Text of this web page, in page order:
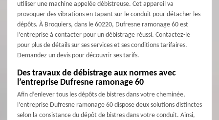
utiliser une machine appelée débistreuse. Cet appareil va
provoquer des vibrations en tapant sur le conduit pour détacher les
dépôts. À Broquiers, dans le 60220, Dufresne ramonage 60 est
l’entreprise à contacter pour un débistrage réussi. Contactez-le
pour plus de détails sur ses services et ses conditions tarifaires.
Demandez un devis pour découvrir ses tarifs.
Des travaux de débistrage aux normes avec
l’entreprise Dufresne ramonage 60
Afin d’enlever tous les dépôts de bistres dans votre cheminée,
l’entreprise Dufresne ramonage 60 dispose deux solutions distinctes
selon la consistance du dépôt de bistres dans votre conduit. Ainsi,